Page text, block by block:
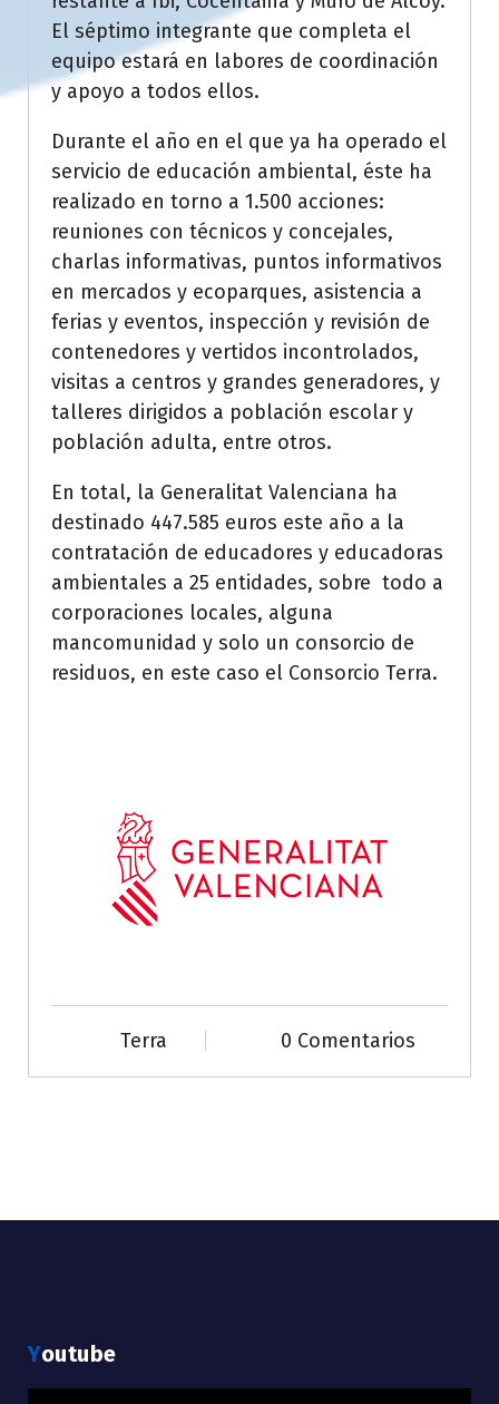
El séptimo integrante que completa el
equipo estará en labores de coordinación
y apoyo a todos ellos.
Durante el año en el que ya ha operado el
servicio de educación ambiental, éste ha
realizado en torno a 1.500 acciones:
reuniones con técnicos y concejales,
charlas informativas, puntos informativos
en mercados y ecoparques, asistencia a
ferias y eventos, inspección y revisión de
contenedores y vertidos incontrolados,
visitas a centros y grandes generadores, y
talleres dirigidos a población escolar y
población adulta, entre otros.
En total, la Generalitat Valenciana ha
destinado 447.585 euros este año a la
contratación de educadores y educadoras
ambientales a 25 entidades, sobre todo a
corporaciones locales, alguna
mancomunidad y solo un consorcio de
residuos, en este caso el Consorcio Terra.
Terra 0 Comentarios
Youtube